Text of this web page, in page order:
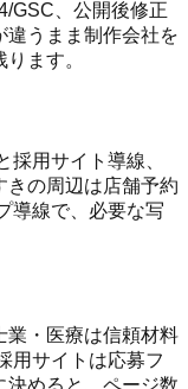
GSC、公開後修正
違うまま制作会社を
ます。
用サイト導線、
きの周辺は店舗予約
導線で、必要な写
業・医療は信頼材料
用サイトは応募フ
決めると、ページ数